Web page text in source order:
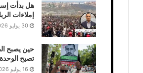
هل بدأت
إملاءات
30 يوليو 2026
حين يصبح
تصبح
16 يوليو 2026